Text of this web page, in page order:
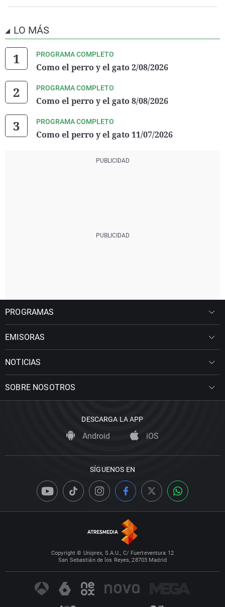
LO MÁS
PROGRAMA COMPLETO
Como el perro y el gato 2/08/2026
PROGRAMA COMPLETO
Como el perro y el gato 8/08/2026
PROGRAMA COMPLETO
Como el perro y el gato 11/07/2026
PROGRAMAS
EMISORAS
NOTICIAS
SOBRE NOSOTROS
DESCARGA LA APP
Android iOS
SÍGUENOS EN
Copyright © Uniprex, S.A.U., C/ Fuerteventura 12
San Sebastián de los Reyes, 28703 Madrid